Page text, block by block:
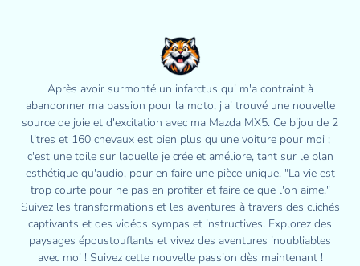
Après avoir surmonté un infarctus qui m'a contraint à
abandonner ma passion pour la moto, j'ai trouvé une nouvelle
source de joie et d'excitation avec ma Mazda MX5. Ce bijou de 2
litres et 160 chevaux est bien plus qu'une voiture pour moi ;
c'est une toile sur laquelle je crée et améliore, tant sur le plan
esthétique qu'audio, pour en faire une pièce unique. "La vie est
trop courte pour ne pas en profiter et faire ce que l'on aime."
Suivez les transformations et les aventures à travers des clichés
captivants et des vidéos sympas et instructives. Explorez des
paysages époustouflants et vivez des aventures inoubliables
avec moi ! Suivez cette nouvelle passion dès maintenant !